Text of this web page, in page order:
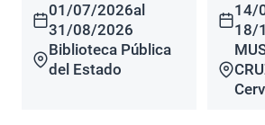
01/07/2026al
31/08/2026
Biblioteca Pública
del Estado
14/
18/